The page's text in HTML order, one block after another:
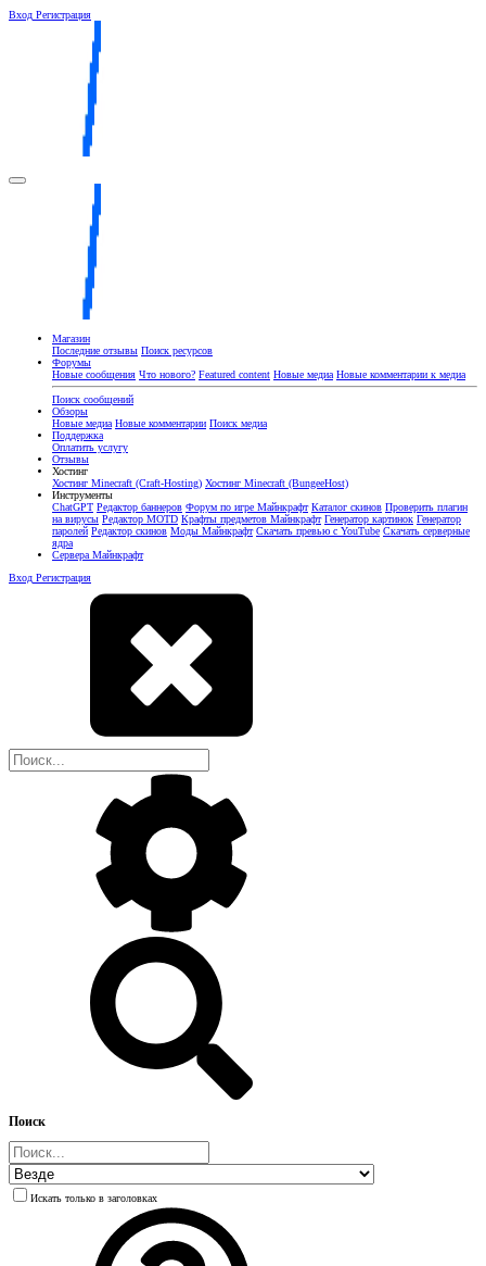
Вход Регистрация
Магазин
Последние отзывы Поиск ресурсов
Форумы
Новые сообщения Что нового? Featured content Новые медиа Новые комментарии к медиа
Поиск сообщений
Обзоры
Новые медиа Новые комментарии Поиск медиа
Поддержка
Оплатить услугу
Отзывы
Хостинг
Хостинг Minecraft (Craft-Hosting) Хостинг Minecraft (BungeeHost)
Инструменты
ChatGPT Редактор баннеров Форум по игре Майнкрафт Каталог скинов Проверить плагин
на вирусы Редактор MOTD Крафты предметов Майнкрафт Генератор картинок Генератор
паролей Редактор скинов Моды Майнкрафт Скачать превью с YouTube Скачать серверные
ядра
Сервера Майнкрафт
Вход Регистрация
Поиск
Искать только в заголовках